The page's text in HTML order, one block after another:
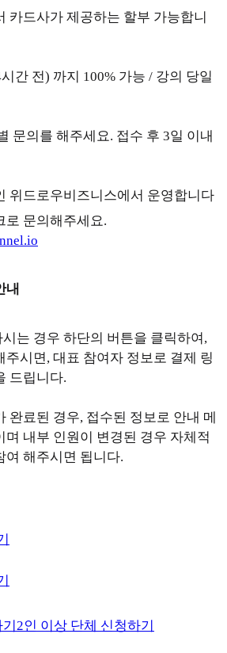
카드사가 제공하는 할부 가능합니
간 전) 까지 100% 가능 / 강의 당일
문의를 해주세요. 접수 후 3일 이내
위드로우비즈니스에서 운영합니다
로 문의해주세요.
내
는 경우 하단의 버튼을 클릭하여,
주시면, 대표 참여자 정보로 결제 링
드립니다.
완료된 경우, 접수된 정보로 안내 메
내부 인원이 변경된 경우 자체적
여 해주시면 됩니다.
2인 이상 단체 신청하기